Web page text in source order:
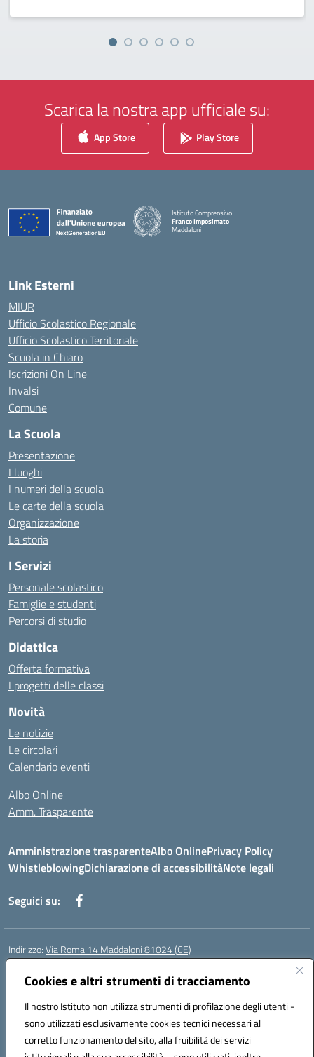
Cookies e altri strumenti di tracciamento
Il nostro Istituto non utilizza strumenti di profilazione degli utenti -
sono utilizzati esclusivamente cookies tecnici necessari al
corretto funzionamento del sito, alla fruibilità dei servizi
Scarica la nostra app ufficiale su:
App Store Play Store
Istituto Comprensivo
Franco Imposimato
Maddaloni
Link Esterni
MIUR
Ufficio Scolastico Regionale
Ufficio Scolastico Territoriale
Scuola in Chiaro
Iscrizioni On Line
Invalsi
Comune
La Scuola
Presentazione
I luoghi
I numeri della scuola
Le carte della scuola
Organizzazione
La storia
I Servizi
Personale scolastico
Famiglie e studenti
Percorsi di studio
Didattica
Offerta formativa
I progetti delle classi
Novità
Le notizie
Le circolari
Calendario eventi
Albo Online
Amm. Trasparente
Amministrazione trasparenteAlbo OnlinePrivacy Policy
WhistleblowingDichiarazione di accessibilitàNote legali
Seguici su:
Indirizzo:Via Roma 14 Maddaloni 81024 (CE)
Centralino:
Posta elettronica certificata (PEC):ceic8an00r@pec.istruzione.it
Codice fiscale: 80006190617
Codice meccanografico:CEIC8AN00R
Codice Indice delle Pubbliche Amministrazioni (IPA): icmvce
Codice unico di fatturazione (CUF): UFORSV